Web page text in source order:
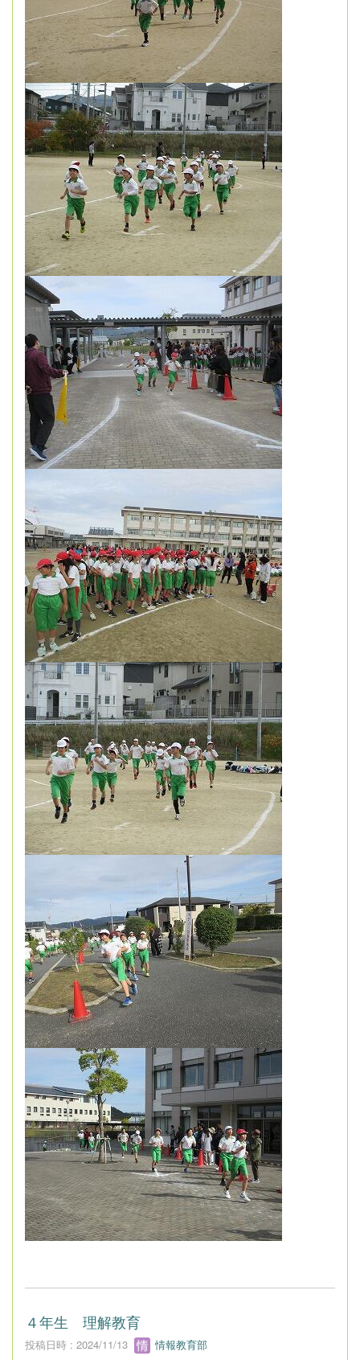
４年生 理解教育
投稿日時 : 2024/11/13 情報教育部